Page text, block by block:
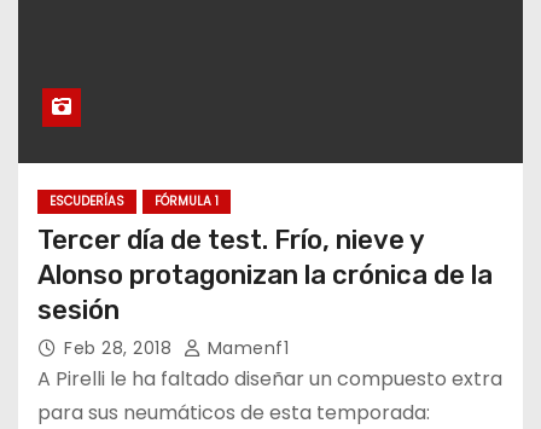
ESCUDERÍAS FÓRMULA 1
Tercer día de test. Frío, nieve y
Alonso protagonizan la crónica de la
sesión
Feb 28, 2018 Mamenf1
A Pirelli le ha faltado diseñar un compuesto extra
para sus neumáticos de esta temporada: